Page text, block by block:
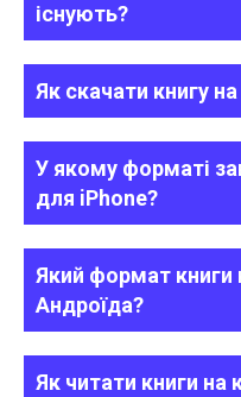
існують?
Як скачати книгу
У якому форматі
для iPhone?
Який формат книги
Андроїда?
Як читати книги на